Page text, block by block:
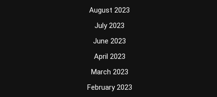
August 2023
July 2023
June 2023
April 2023
March 2023
February 2023